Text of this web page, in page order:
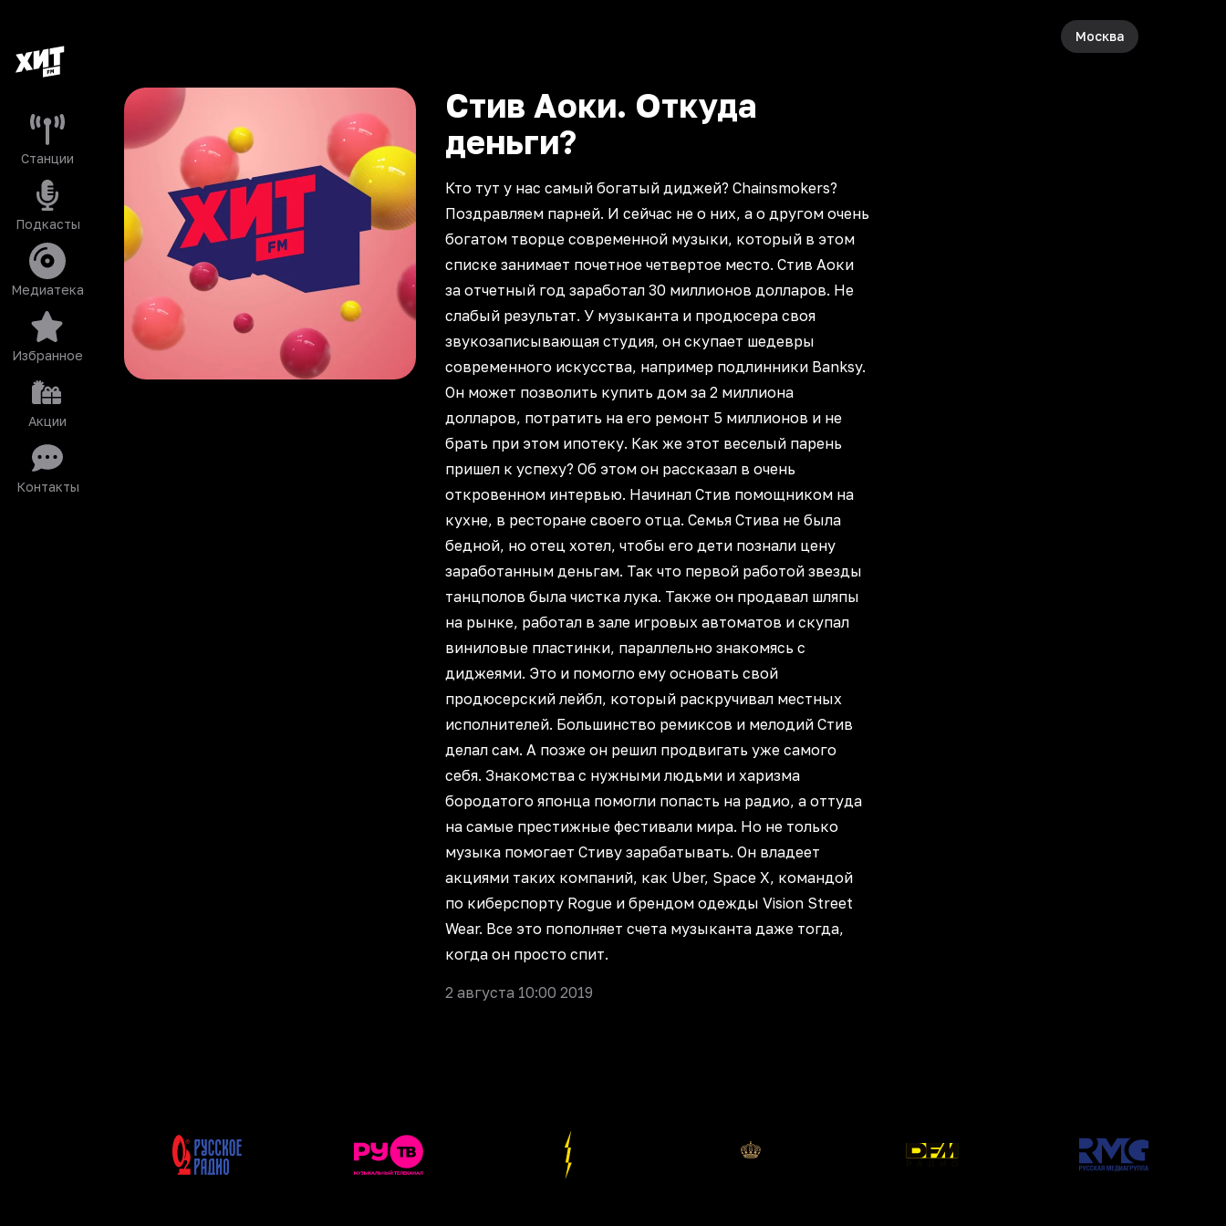
Станции
Подкасты
Медиатека
Избранное
Акции
Контакты
Москва
Стив Аоки. Откуда
деньги?
Кто тут у нас самый богатый диджей? Chainsmokers?
Поздравляем парней. И сейчас не о них, а о другом очень
богатом творце современной музыки, который в этом
списке занимает почетное четвертое место. Стив Аоки
за отчетный год заработал 30 миллионов долларов. Не
слабый результат. У музыканта и продюсера своя
звукозаписывающая студия, он скупает шедевры
современного искусства, например подлинники Banksy.
Он может позволить купить дом за 2 миллиона
долларов, потратить на его ремонт 5 миллионов и не
брать при этом ипотеку. Как же этот веселый парень
пришел к успеху? Об этом он рассказал в очень
откровенном интервью. Начинал Стив помощником на
кухне, в ресторане своего отца. Семья Стива не была
бедной, но отец хотел, чтобы его дети познали цену
заработанным деньгам. Так что первой работой звезды
танцполов была чистка лука. Также он продавал шляпы
на рынке, работал в зале игровых автоматов и скупал
виниловые пластинки, параллельно знакомясь с
диджеями. Это и помогло ему основать свой
продюсерский лейбл, который раскручивал местных
исполнителей. Большинство ремиксов и мелодий Стив
делал сам. А позже он решил продвигать уже самого
себя. Знакомства с нужными людьми и харизма
бородатого японца помогли попасть на радио, а оттуда
на самые престижные фестивали мира. Но не только
музыка помогает Стиву зарабатывать. Он владеет
акциями таких компаний, как Uber, Space X, командой
по киберспорту Rogue и брендом одежды Vision Street
Wear. Все это пополняет счета музыканта даже тогда,
когда он просто спит.
2 августа 10:00 2019